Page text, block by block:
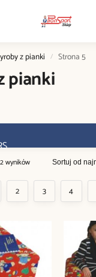
z pianki / Strona 5
pianki
wyników
2 3 4